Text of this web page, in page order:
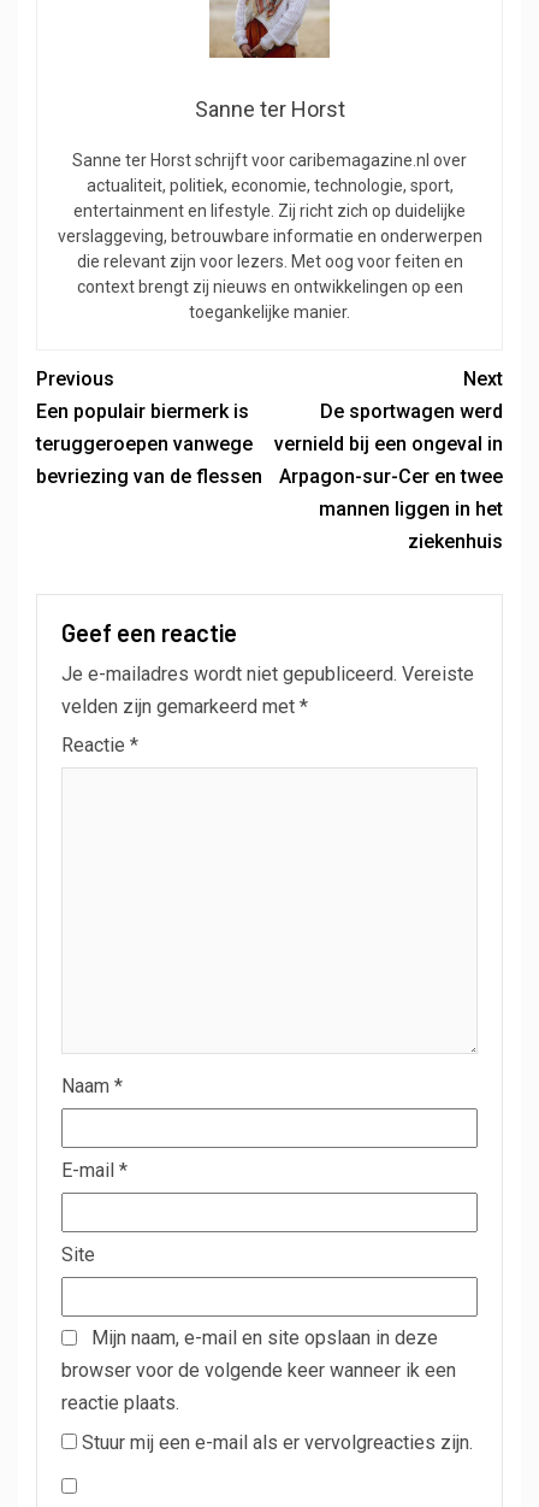
Sanne ter Horst
Sanne ter Horst schrijft voor caribemagazine.nl over
actualiteit, politiek, economie, technologie, sport,
entertainment en lifestyle. Zij richt zich op duidelijke
verslaggeving, betrouwbare informatie en onderwerpen
die relevant zijn voor lezers. Met oog voor feiten en
context brengt zij nieuws en ontwikkelingen op een
toegankelijke manier.
Previous
Een populair biermerk is
teruggeroepen vanwege
bevriezing van de flessen
Next
De sportwagen werd
vernield bij een ongeval in
Arpagon-sur-Cer en twee
mannen liggen in het
ziekenhuis
Geef een reactie
Je e-mailadres wordt niet gepubliceerd. Vereiste
velden zijn gemarkeerd met *
Reactie *
Naam *
E-mail *
Site
Mijn naam, e-mail en site opslaan in deze
browser voor de volgende keer wanneer ik een
reactie plaats.
Stuur mij een e-mail als er vervolgreacties zijn.